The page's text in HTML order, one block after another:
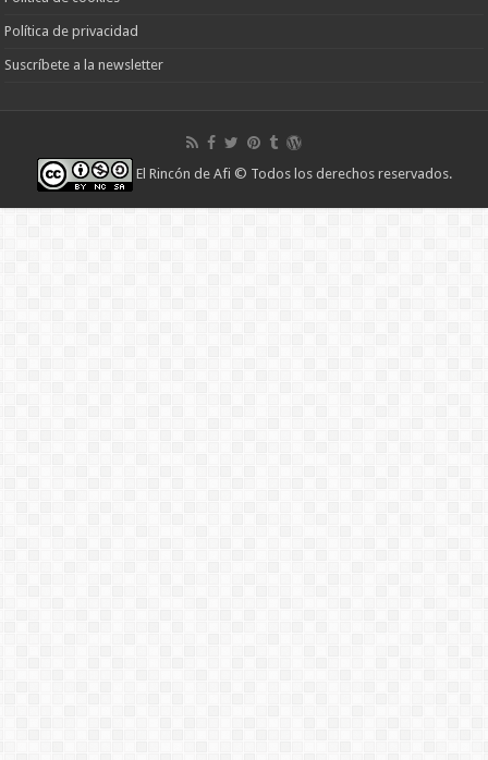
Política de privacidad
Suscríbete a la newsletter
El Rincón de Afi © Todos los derechos reservados.